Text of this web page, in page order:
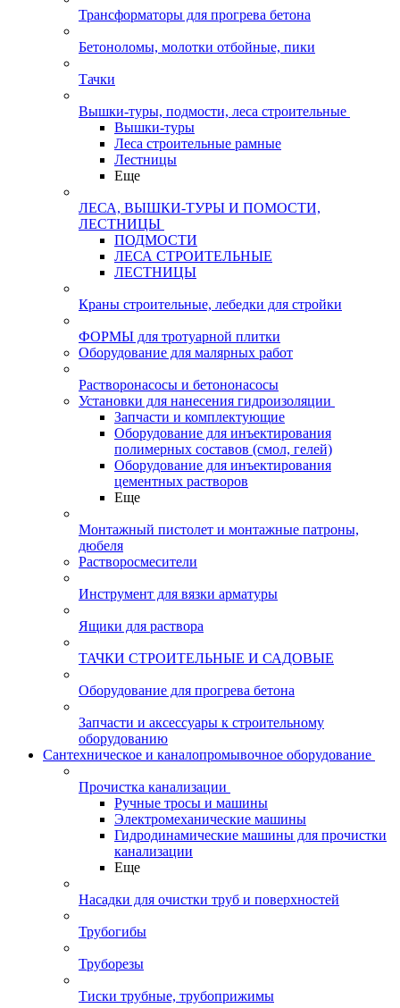
Трансформаторы для прогрева бетона
Бетоноломы, молотки отбойные, пики
Тачки
Вышки-туры, подмости, леса строительные
Вышки-туры
Леса строительные рамные
Лестницы
Еще
ЛЕСА, ВЫШКИ-ТУРЫ И ПОМОСТИ,
ЛЕСТНИЦЫ
ПОДМОСТИ
ЛЕСА СТРОИТЕЛЬНЫЕ
ЛЕСТНИЦЫ
Краны строительные, лебедки для стройки
ФОРМЫ для тротуарной плитки
Оборудование для малярных работ
Растворонасосы и бетононасосы
Установки для нанесения гидроизоляции
Запчасти и комплектующие
Оборудование для инъектирования
полимерных составов (смол, гелей)
Оборудование для инъектирования
цементных растворов
Еще
Монтажный пистолет и монтажные патроны,
дюбеля
Растворосмесители
Инструмент для вязки арматуры
Ящики для раствора
ТАЧКИ СТРОИТЕЛЬНЫЕ И САДОВЫЕ
Оборудование для прогрева бетона
Запчасти и аксессуары к строительному
оборудованию
Сантехническое и каналопромывочное оборудование
Прочистка канализации
Ручные тросы и машины
Электромеханические машины
Гидродинамические машины для прочистки
канализации
Еще
Насадки для очистки труб и поверхностей
Трубогибы
Труборезы
Тиски трубные, трубоприжимы